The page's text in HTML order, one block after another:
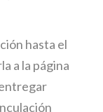
hasta el
a la página